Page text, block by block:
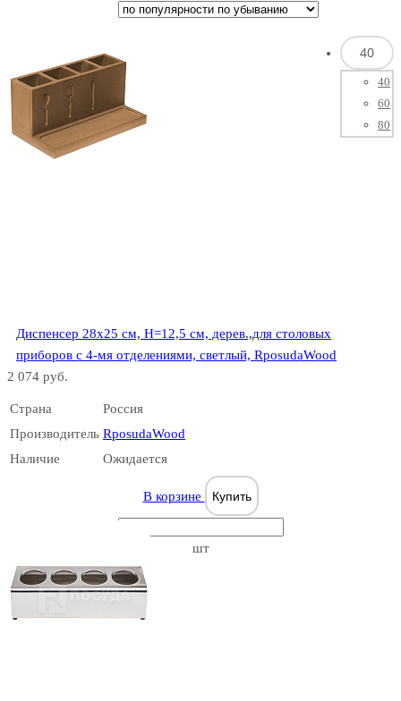
Индия 40
40
60
80
Диспенсер 28х25 см, Н=12,5 см, дерев.,для столовых
приборов с 4-мя отделениями, светлый, RposudaWood
2 074 руб.
Страна
Россия
Производитель RposudaWood
Наличие
Ожидается
В корзине Купить
шт